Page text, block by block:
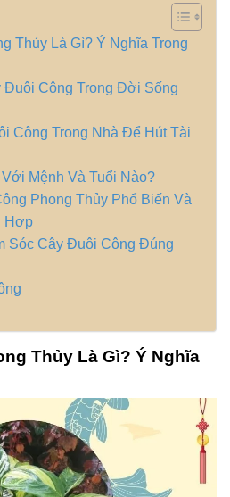
Thủy Là Gì? Ý Nghĩa Trong
Đuôi Công Trong Đời Sống
Công Trong Nhà Để Hút Tài
Mệnh Và Tuổi Nào?
Phong Thủy Phổ Biến Và
Hợp
Sóc Cây Đuôi Công Đúng
Thủy Là Gì? Ý Nghĩa